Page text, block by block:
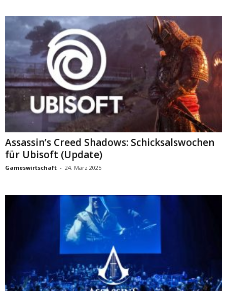
Assassin’s Creed Shadows: Schicksalswochen
für Ubisoft (Update)
Gameswirtschaft - 24. März 2025